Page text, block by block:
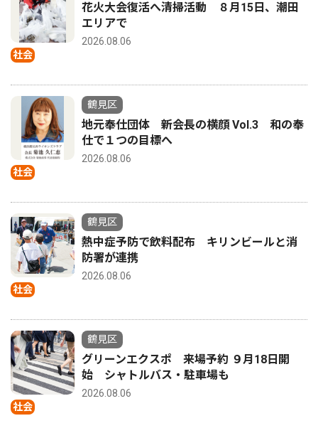
社会
花火大会復活へ清掃活動 ８月15日、潮田
エリアで
2026.08.06
社会
鶴見区
地元奉仕団体 新会長の横顔 Vol.3 和の奉
仕で１つの目標へ
2026.08.06
社会
鶴見区
熱中症予防で飲料配布 キリンビールと消
防署が連携
2026.08.06
社会
鶴見区
グリーンエクスポ 来場予約 ９月18日開
始 シャトルバス・駐車場も
2026.08.06